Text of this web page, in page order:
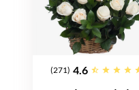
4.6
(271)